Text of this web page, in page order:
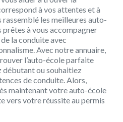
à vos attentes et à
les meilleures auto-
à vous accompagner
la conduite avec
Avec notre annuaire,
l’auto-école parfaite
débutant ou souhaitiez
de conduite. Alors,
maintenant votre auto-école
vers votre réussite au permis